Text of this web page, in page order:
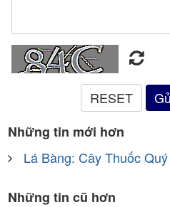
Những tin mới hơn
Lá Bàng: Cây Thuốc
Những tin cũ hơn